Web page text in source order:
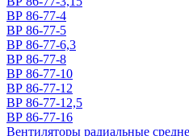
ВР 86-77-4
ВР 86-77-5
ВР 86-77-6,3
ВР 86-77-8
ВР 86-77-10
ВР 86-77-12
ВР 86-77-12,5
ВР 86-77-16
Вентиляторы радиальные